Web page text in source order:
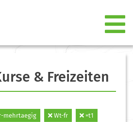
& Freizeiten
mehrtaegig Wt-fr =t1